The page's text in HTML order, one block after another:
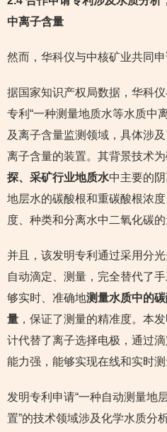
中离子含量
然而，华科仪与中核矿业共同
据国家知识产权局数据，华科
专利“一种测量地质水等水质中
及离子含量监测领域，具体涉
离子含量的装置。其背景技术
探、采矿行业地质水中主要的
地层水的碳酸根和重碳酸根浓
度、种类和分离水中二氧化碳的
并且，该发明专利通过采用分
自动滴定、测量，完全替代了
够实时、准确地测量水质中的
量 ，保证了测量的精准度。本
计代替了离子选择电极，通过
能力强，能够实现在线和实时测
发明专利申请“一种自动测量地
置”的技术领域涉及化学水质分